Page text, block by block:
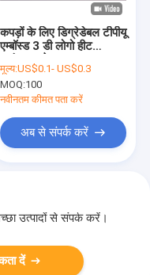
कपड़ों के लिए डिग्रेडेबल टीपीयू
एम्बॉस्ड 3 डी लोगो हीट
मूल्य:US$0.1- US$0.3
MOQ:100
नवीनतम कीमत पता करें
अब से संपर्क करें
उत्पादों से संपर्क करें।
दें